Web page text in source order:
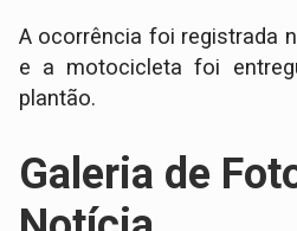
A ocorrência foi registrada
e a motocicleta foi
plantão.
Galeria de